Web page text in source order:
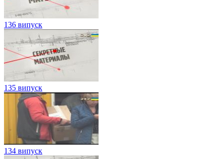
136 випуск
135 випуск
134 випуск